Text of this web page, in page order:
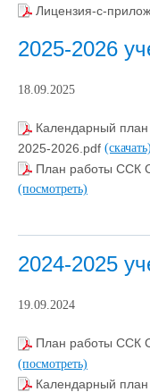
Лицензия-с-
2025-2026
18.09.2025
Календарный
2025-2026.pdf (скачать)
План работы ССК
(посмотреть)
2024-2025
19.09.2024
План работы ССК
(посмотреть)
Календарный